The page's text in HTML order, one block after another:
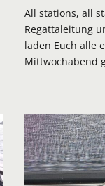
All stations, all
Regattaleitung
laden Euch alle
Mittwochabend